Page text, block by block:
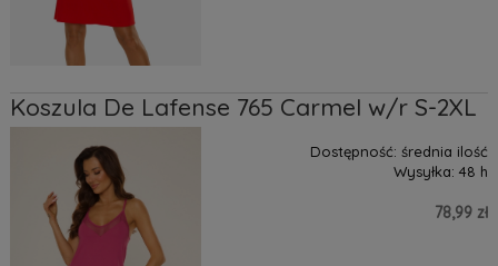
Koszula De Lafense 765 Carmel w/r S-2XL
Dostępność: średnia ilość
Wysyłka: 48 h
78,99 zł